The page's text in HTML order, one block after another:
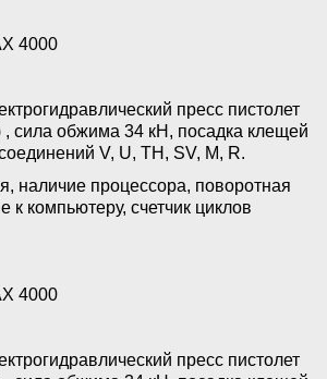
4000
пресс пистолет
, сила обжима 34 кН, посадка клещей
V, U, TH, SV, M, R.
наличие процессора, поворотная
к компьютеру, счетчик циклов
4000
пресс пистолет